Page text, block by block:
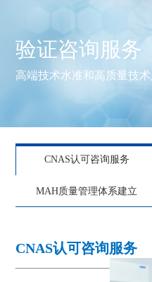
验证咨询服务
高端技术水准和高质量技
CNAS认可咨询服务
MAH质量管理体系建立
CNAS认可咨询服务